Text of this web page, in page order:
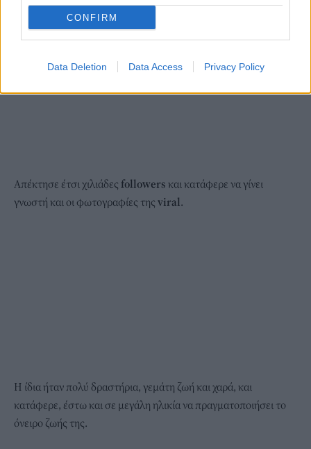
CONFIRM
Data Deletion Data Access Privacy Policy
Απέκτησε έτσι χιλιάδες followers και κατάφερε να γίνει
γνωστή και οι φωτογραφίες της viral.
Η ίδια ήταν πολύ δραστήρια, γεμάτη ζωή και χαρά, και
κατάφερε, έστω και σε μεγάλη ηλικία να πραγματοποιήσει το
όνειρο ζωής της.